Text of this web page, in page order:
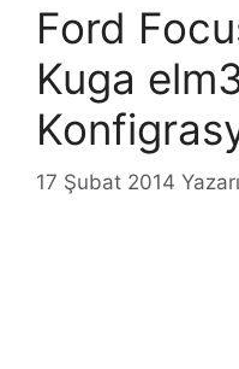
Ford
Kuga
17 Şubat 2014